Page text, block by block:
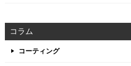
コラム
コーティング